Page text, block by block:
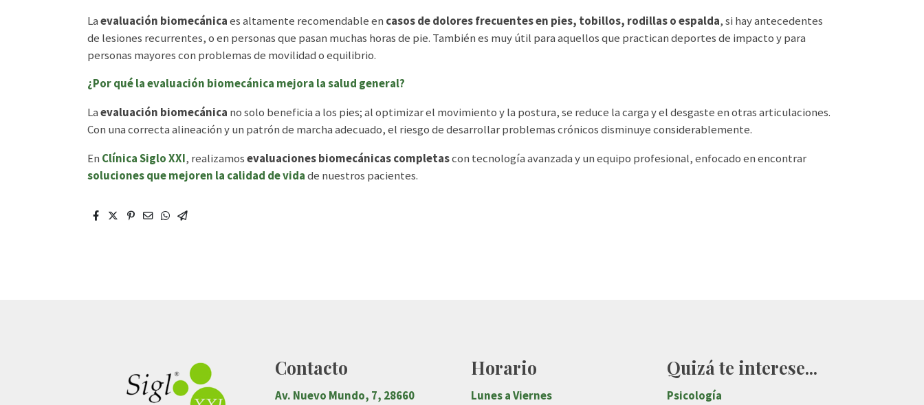
Laevaluación biomecánicaes altamente recomendable en casos de dolores frecuentes en pies, tobillos, rodillas o espalda, si hayantecedentes
de lesiones recurrentes, o en personas que pasan muchas horas de pie. También es muy útil para aquellos que practican deportes de impacto y para
personas mayores con problemas de movilidad o equilibrio.
¿Por qué la evaluación biomecánica mejora la salud general?
Laevaluación biomecánica no solo beneficia a los pies; al optimizar el movimiento y la postura, se reduce la carga y el desgaste en otras articulaciones.
Con una correcta alineación y un patrón de marcha adecuado, el riesgo de desarrollar problemas crónicos disminuye considerablemente.
En Clínica Siglo XXI, realizamosevaluaciones biomecánicas completascon tecnología avanzada y un equipo profesional, enfocado en encontrar
soluciones que mejoren la calidad de vidade nuestros pacientes.
Contacto
Av. Nuevo Mundo, 7, 28660
Horario
Lunes a Viernes
Quizá te interese...
Psicología